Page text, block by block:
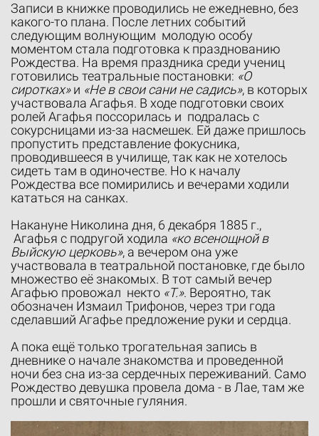
Записи в книжке проводились не ежедневно, без
какого-то плана. После летних событий
следующим волнующим молодую особу
моментом стала подготовка к празднованию
Рождества. На время праздника среди учениц
готовились театральные постановки: «О
сиротках»и «Не в свои сани не садись», в которых
участвовала Агафья. В ходе подготовки своих
ролей Агафья поссорилась и подралась с
сокурсницами из-за насмешек. Ей даже пришлось
пропустить представление фокусника,
проводившееся в училище, так как не хотелось
сидеть там в одиночестве. Но к началу
Рождества все помирились и вечерами ходили
кататься на санках.
Накануне Николина дня, 6 декабря 1885 г.,
Агафья с подругой ходила «ко всенощной в
Выйскую церковь», а вечером она уже
участвовала в театральной постановке, где было
множество её знакомых. В тот самый вечер
Агафью провожал некто «Т.». Вероятно, так
обозначен Измаил Трифонов, через три года
сделавший Агафье предложение руки и сердца.
А пока ещё только трогательная запись в
дневнике о начале знакомства и проведенной
ночи без сна из-за сердечных переживаний. Само
Рождество девушка провела дома - в Лае, там же
прошли и святочные гуляния.